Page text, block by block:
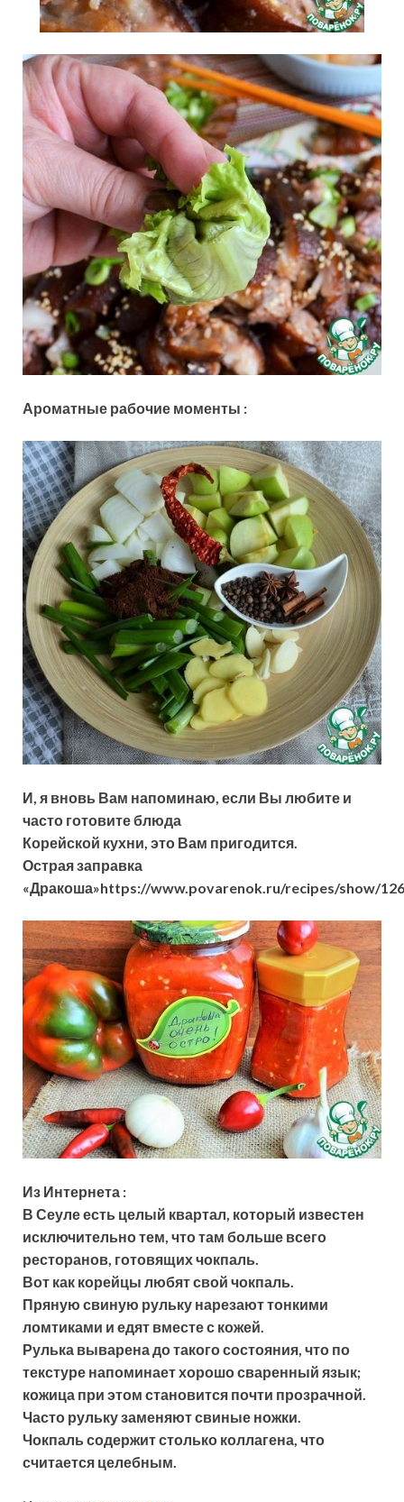
Ароматные рабочие моменты :
И, я вновь Вам напоминаю, если Вы любите и
часто готовите блюда
Корейской кухни, это Вам пригодится.
Острая заправка
«Дракоша»https://www.povarenok.ru/recipes/show/
Из Интернета :
В Сеуле есть целый квартал, который известен
исключительно тем, что там больше всего
ресторанов, готовящих чокпаль.
Вот как корейцы любят свой чокпаль.
Пряную свиную рульку нарезают тонкими
ломтиками и едят вместе с кожей.
Рулька выварена до такого состояния, что по
текстуре напоминает хорошо сваренный язык;
кожица при этом становится почти прозрачной.
Часто рульку заменяют свиные ножки.
Чокпаль содержит столько коллагена, что
считается целебным.